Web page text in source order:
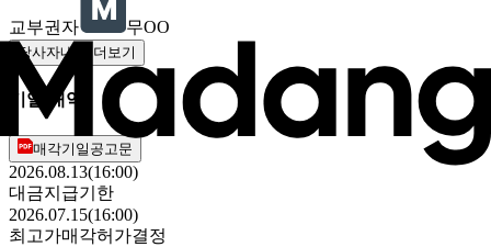
교부권자 무OO
당사자내역 더보기
기일 내역
매각기일공고문
2026.08.13(16:00)
대금지급기한
2026.07.15(16:00)
최고가매각허가결정